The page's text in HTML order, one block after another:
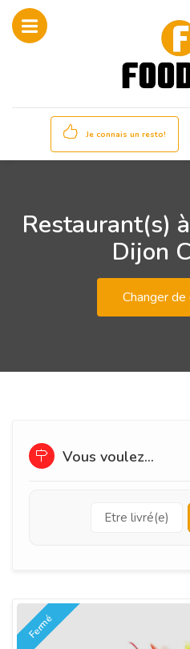
Je connais un resto!
Restaurant(s)
Dijon
Changer
Vous voulez...
Etre livré(e)
Fermé